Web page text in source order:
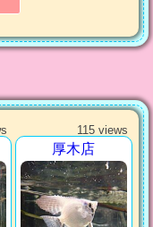
115 views
厚木店